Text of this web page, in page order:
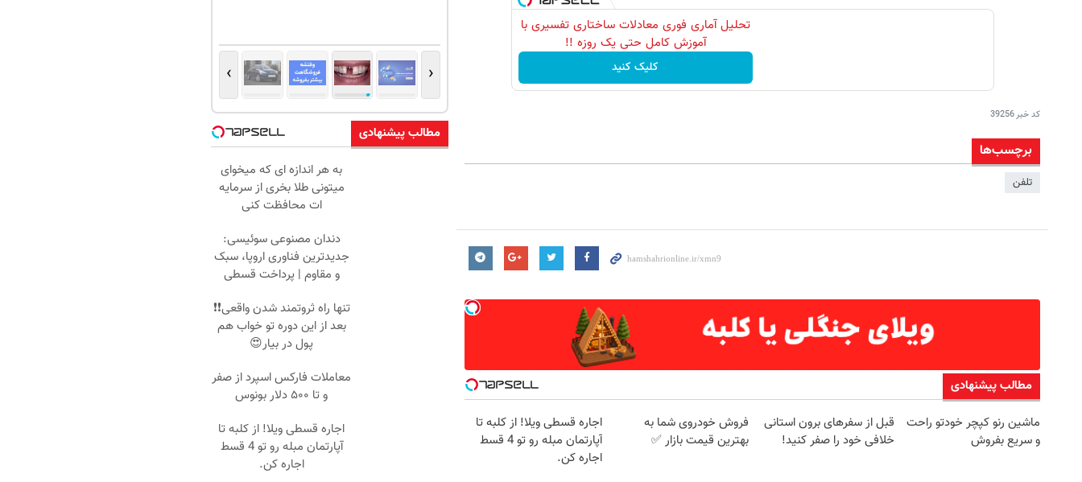
تحلیل آماری فوری معادلات ساختاری تفسیری با
آموزش کامل حتی یک روزه !!
کلیک کنید
کد خبر39256
برچسب‌ها
تلفن
مطالب پیشنهادی
ماشین رنو کپچر خودتو راحت
و سریع بفروش
قبل از سفرهای برون استانی
خلافی خود را صفر کنید!
فروش خودروی شما به
بهترین قیمت بازار ✅
اجاره‌ قسطی ویلا! از کلبه تا
آپارتمان مبله رو تو 4 قسط
اجاره کن.
‹
›
مطالب پیشنهادی
به هر اندازه ای که میخوای
میتونی طلا بخری از سرمایه
ات محافظت کنی
دندان مصنوعی سوئیسی:
جدیدترین فناوری اروپا، سبک
و مقاوم | پرداخت قسطی
تنها راه ثروتمند شدن واقعی❗❗
بعد از این دوره تو خواب هم
پول در بیار😍
معاملات فارکس اسپرد از صفر
و تا ۵۰۰ دلار بونوس
اجاره‌ قسطی ویلا! از کلبه تا
آپارتمان مبله رو تو 4 قسط
اجاره کن.